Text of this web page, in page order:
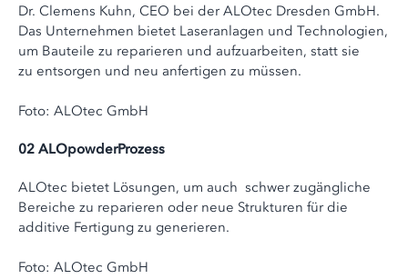
Dr. Clemens Kuhn, CEO bei der ALOtec Dresden GmbH.
Das Unternehmen bietet Laseranlagen und Technologien,
um Bauteile zu reparieren und aufzuarbeiten, statt sie
zu entsorgen und neu anfertigen zu müssen.
Foto: ALOtec GmbH
02 ALOpowderProzess
ALOtec bietet Lösungen, um auch schwer zugängliche
Bereiche zu reparieren oder neue Strukturen für die
additive Fertigung zu generieren.
Foto: ALOtec GmbH